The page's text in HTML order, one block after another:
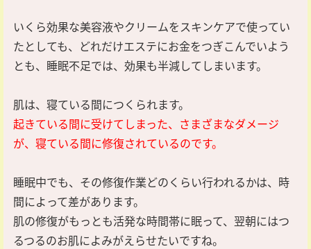
いくら効果な美容液やクリームをスキンケアで使ってい
たとしても、どれだけエステにお金をつぎこんでいよう
とも、睡眠不足では、効果も半減してしまいます。
肌は、寝ている間につくられます。
起きている間に受けてしまった、さまざまなダメージ
が、寝ている間に修復されているのです。
睡眠中でも、その修復作業どのくらい行われるかは、時
間によって差があります。
肌の修復がもっとも活発な時間帯に眠って、翌朝にはつ
るつるのお肌によみがえらせたいですね。